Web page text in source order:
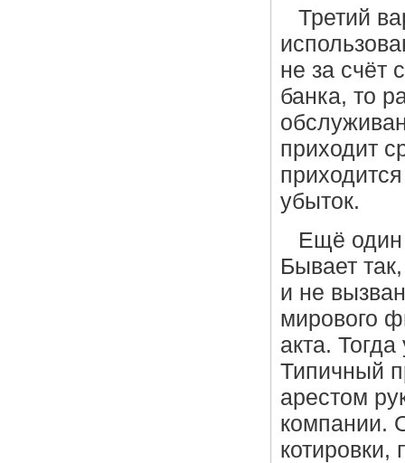
Третий
не за счёт
банка, то
приходит
убыток.
Ещё один
Бывает
и не
мирового
акта.
Типичный
арестом
компании.
котировки,